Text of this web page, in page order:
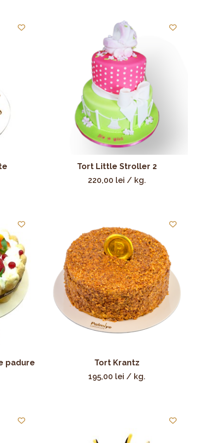
Tort Little Stroller 2
220,00 lei / kg.
padure
Tort Krantz
195,00 lei / kg.